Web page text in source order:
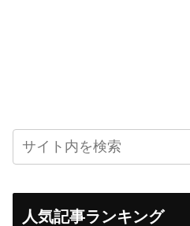
人気記事ランキング